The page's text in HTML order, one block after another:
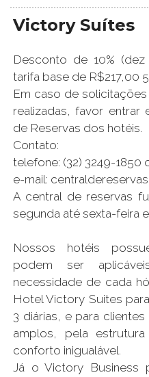
Victory Suítes
Desconto de 10%
tarifa base de R$217,00
Em caso de
realizadas, favor
de Reservas dos hotéis.
Contato:
telefone: (32) 3249-1850
e-mail:
A central de reservas
segunda até sexta-feira
Nossos hotéis
podem ser
necessidade de cada
Hotel Victory Suites
3 diárias, e para
amplos, pela
conforto inigualável.
Já o Victory Business